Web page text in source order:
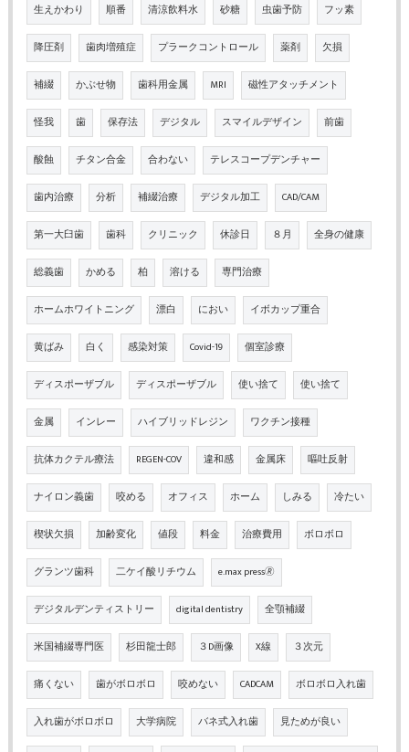
生えかわり 順番 清涼飲料水 砂糖 虫歯予防 フッ素
降圧剤 歯肉増殖症 プラークコントロール 薬剤 欠損
補綴 かぶせ物 歯科用金属 MRI 磁性アタッチメント
怪我 歯 保存法 デジタル スマイルデザイン 前歯
酸蝕 チタン合金 合わない テレスコープデンチャー
歯内治療 分析 補綴治療 デジタル加工 CAD/CAM
第一大臼歯 歯科 クリニック 休診日 ８月 全身の健康
総義歯 かめる 柏 溶ける 専門治療
ホームホワイトニング 漂白 におい イボカップ重合
黄ばみ 白く 感染対策 Covid-19 個室診療
ディスポーザブル ディスポーザブル 使い捨て 使い捨て
金属 インレー ハイブリッドレジン ワクチン接種
抗体カクテル療法 REGEN-COV 違和感 金属床 嘔吐反射
ナイロン義歯 咬める オフィス ホーム しみる 冷たい
楔状欠損 加齢変化 値段 料金 治療費用 ボロボロ
グランツ歯科 二ケイ酸リチウム e.max press🄬
デジタルデンティストリー digital dentistry 全顎補綴
米国補綴専門医 杉田龍士郎 ３D画像 X線 ３次元
痛くない 歯がボロボロ 咬めない CADCAM ボロボロ入れ歯
入れ歯がボロボロ 大学病院 バネ式入れ歯 見ためが良い